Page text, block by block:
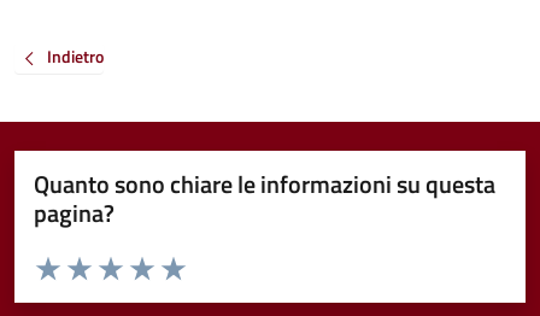
Indietro
Quanto sono chiare le informazioni su questa
pagina?
Valuta da 1 a 5 stelle la pagina
Valuta 5 stelle su 5
Valuta 4 stelle su 5
Valuta 3 stelle su 5
Valuta 2 stelle su 5
Valuta 1 stelle su 5